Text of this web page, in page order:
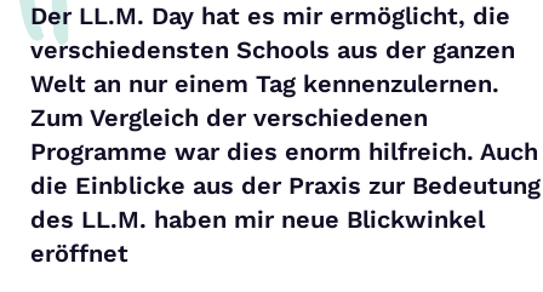
Der LL.M. Day hat es mir ermöglicht, die
verschiedensten Schools aus der ganzen
Welt an nur einem Tag kennenzulernen.
Zum Vergleich der verschiedenen
Programme war dies enorm hilfreich. Auch
die Einblicke aus der Praxis zur Bedeutung
des LL.M. haben mir neue Blickwinkel
eröffnet